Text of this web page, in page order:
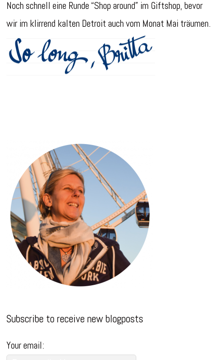
Noch schnell eine Runde “Shop around” im Giftshop, bevor
wir im klirrend kalten Detroit auch vom Monat Mai träumen.
Subscribe to receive new blogposts
Your email: